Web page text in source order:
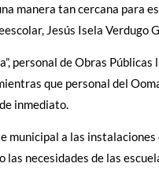
manera tan cercana para
Jesús Isela Verdugo
personal de Obras
que personal del
inmediato.
a las instalaciones
necesidades de las